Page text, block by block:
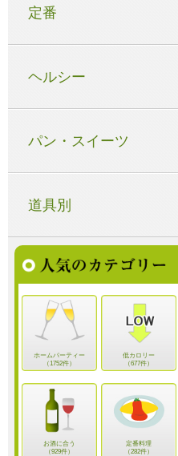
定番
ヘルシー
パン・スイーツ
道具別
ホームパーティー
（1752件）
低カロリー
（677件）
お酒に合う
（929件）
定番料理
（282件）